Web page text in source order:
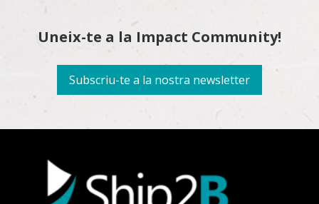
Uneix-te a la Impact Community!
Subscriu-te a la nostra newsletter